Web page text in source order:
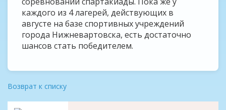
каждого из 4 лагерей, действующих в
августе на базе спортивных учреждений
города Нижневартовска, есть достаточно
шансов стать победителем.
Возврат к списку